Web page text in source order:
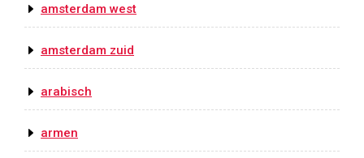
amsterdam west
amsterdam zuid
arabisch
armen